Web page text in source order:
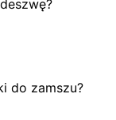
do zamszu?